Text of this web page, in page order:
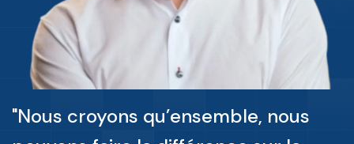
"Nous croyons qu’ensemble, nous